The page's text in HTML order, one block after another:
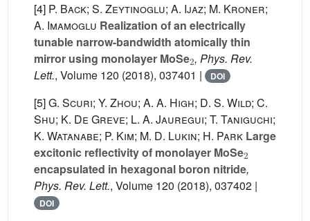
[4] P. Back; S. Zeytinoglu; A. Ijaz; M. Kroner;
A. Imamoglu Realization of an electrically
tunable narrow-bandwidth atomically thin
mirror using monolayer MoSe
2
, Phys. Rev.
Lett., Volume 120 (2018), 037401 | DOI
[5]G. Scuri; Y. Zhou; A. A. High; D. S. Wild; C.
Shu; K. De Greve; L. A. Jauregui; T. Taniguchi;
K. Watanabe; P. Kim; M. D. Lukin; H. Park Large
excitonic reflectivity of monolayer MoSe
2
encapsulated in hexagonal boron nitride,
Phys. Rev. Lett., Volume 120 (2018), 037402 |
DOI